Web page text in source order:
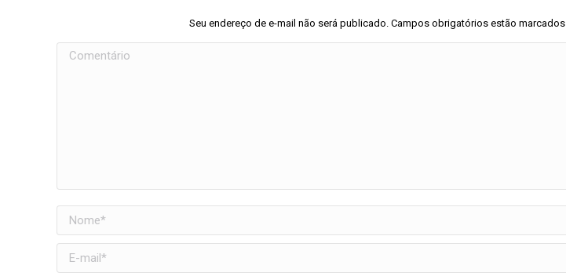
Seu endereço de e-mail não será publicado. Campos obrigatórios estão marcados
Comentário
Nome *
E-mail *